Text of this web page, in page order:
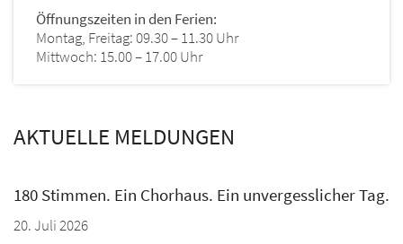
Öffnungszeiten in den Ferien:
Montag, Freitag: 09.30 – 11.30 Uhr
Mittwoch: 15.00 – 17.00 Uhr
AKTUELLE MELDUNGEN
180 Stimmen. Ein Chorhaus. Ein unvergesslicher Tag.
20. Juli 2026